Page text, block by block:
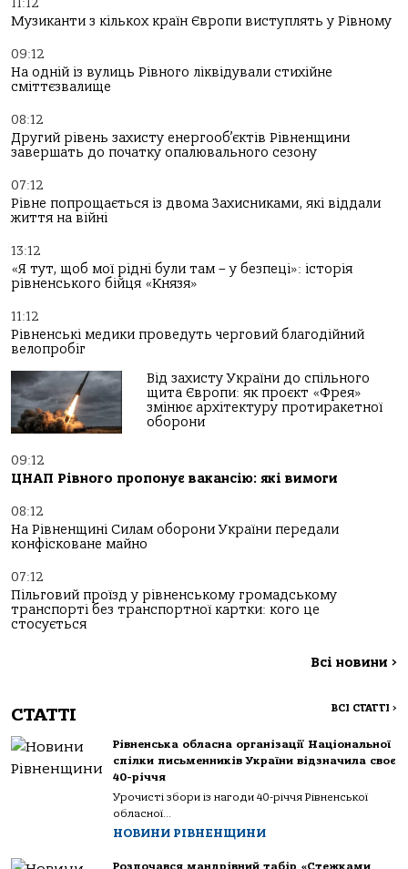
Музиканти з кількох країн Європи виступлять у Рівному
09:12
На одній із вулиць Рівного ліквідували стихійне
сміттєзвалище
08:12
Другий рівень захисту енергооб’єктів Рівненщини
завершать до початку опалювального сезону
07:12
Рівне попрощається із двома Захисниками, які віддали
життя на війні
13:12
«Я тут, щоб мої рідні були там – у безпеці»: історія
рівненського бійця «Князя»
11:12
Рівненські медики проведуть черговий благодійний
велопробіг
Від захисту України до спільного
щита Європи: як проєкт «Фрея»
змінює архітектуру протиракетної
оборони
09:12
ЦНАП Рівного пропонує вакансію: які вимоги
08:12
На Рівненщині Силам оборони України передали
конфісковане майно
07:12
Пільговий проїзд у рівненському громадському
транспорті без транспортної картки: кого це
стосується
Всі новини >
СТАТТІ ВСІ СТАТТІ >
Рівненська обласна організації Національної
спілки письменників України відзначила своє
40-річчя
Урочисті збори із нагоди 40-річчя Рівненської
обласної...
НОВИНИ РІВНЕНЩИНИ
Розпочався мандрівний табір «Стежками